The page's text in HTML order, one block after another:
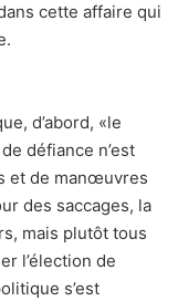
cette affaire qui
d’abord, «le
défiance n’est
et de manœuvres
des saccages, la
mais plutôt tous
l’élection de
s’est